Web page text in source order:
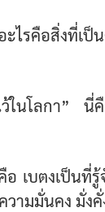
ไรคือสิ่งที่
โลกา” นี่
บตงเป็นที่
มมั่นคง มั่งคั่